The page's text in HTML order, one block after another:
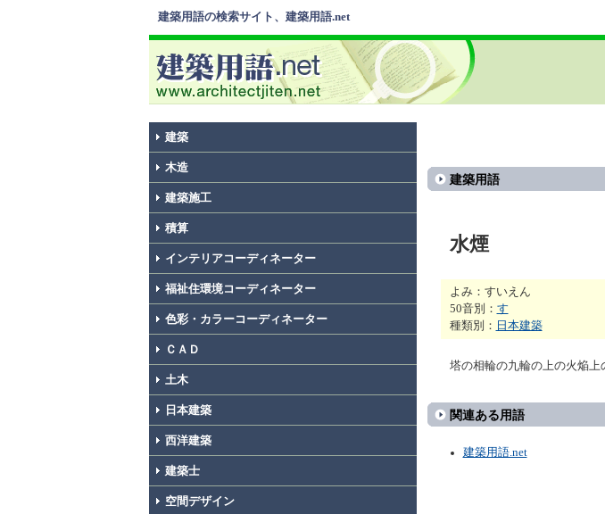
建築用語の検索サイト、建築用語.net
建築
木造
建築施工
積算
インテリアコーディネーター
福祉住環境コーディネーター
色彩・カラーコーディネーター
ＣＡＤ
土木
日本建築
西洋建築
建築士
空間デザイン
建築用語
水煙
よみ：すいえん
50音別： す
種類別： 日本建築
塔の相輪の九輪の上の火焔上
関連ある用語
建築用語.net